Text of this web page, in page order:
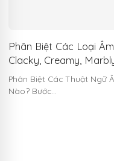
Phân Biệt Các Loại
Clacky, Creamy,
Phân Biệt Các Thuật Ngữ
Nào? Bước…